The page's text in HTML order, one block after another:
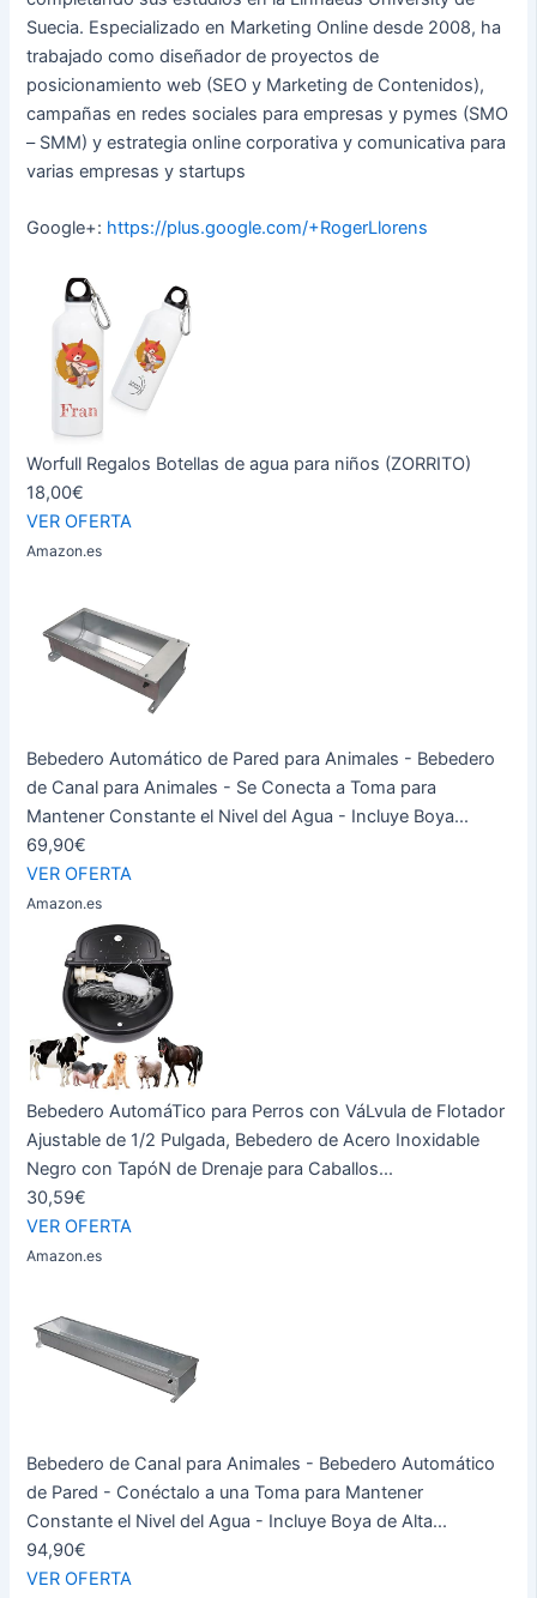
Suecia. Especializado en Marketing Online desde 2008, ha
trabajado como diseñador de proyectos de
posicionamiento web (SEO y Marketing de Contenidos),
campañas en redes sociales para empresas y pymes (SMO
– SMM) y estrategia online corporativa y comunicativa para
varias empresas y startups
Google+: https://plus.google.com/+RogerLlorens
Worfull Regalos Botellas de agua para niños (ZORRITO)
18,00€
VER OFERTA
Amazon.es
Bebedero Automático de Pared para Animales - Bebedero
de Canal para Animales - Se Conecta a Toma para
Mantener Constante el Nivel del Agua - Incluye Boya...
69,90€
VER OFERTA
Amazon.es
Bebedero AutomáTico para Perros con VáLvula de Flotador
Ajustable de 1/2 Pulgada, Bebedero de Acero Inoxidable
Negro con TapóN de Drenaje para Caballos...
30,59€
VER OFERTA
Amazon.es
Bebedero de Canal para Animales - Bebedero Automático
de Pared - Conéctalo a una Toma para Mantener
Constante el Nivel del Agua - Incluye Boya de Alta...
94,90€
VER OFERTA